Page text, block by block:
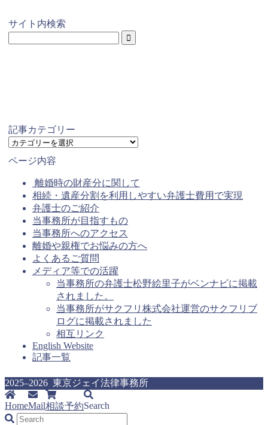
サイト内検索
記事カテゴリー
記
カ
ページ内容
離婚時の財産分に関して
相続・遺産分割を利用しやすい弁護士費用で実現
弁護士のご紹介
当事務所が目指すもの
当事務所へのアクセス
離婚や親権でお悩みの方へ
よくあるご質問
メディア等での活躍
当事務所の弁護士松野絵里子がベンナビに掲載
されました。
当事務所がサクフリ株式会社運営のサクフリブ
ログに掲載されました
相互リンク
English Website
記事一覧
2025–2026 東京ジェイ法律事務所
HomeMail相談予約Search